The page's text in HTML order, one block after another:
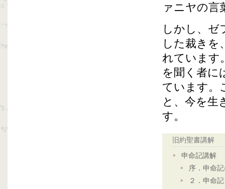
ァニヤの言
しかし、ゼ
した裁きを
れています
を聞く者に
ています。
と、今を生
す。
旧約聖書講解
申命記講解
序．申命
２．申命